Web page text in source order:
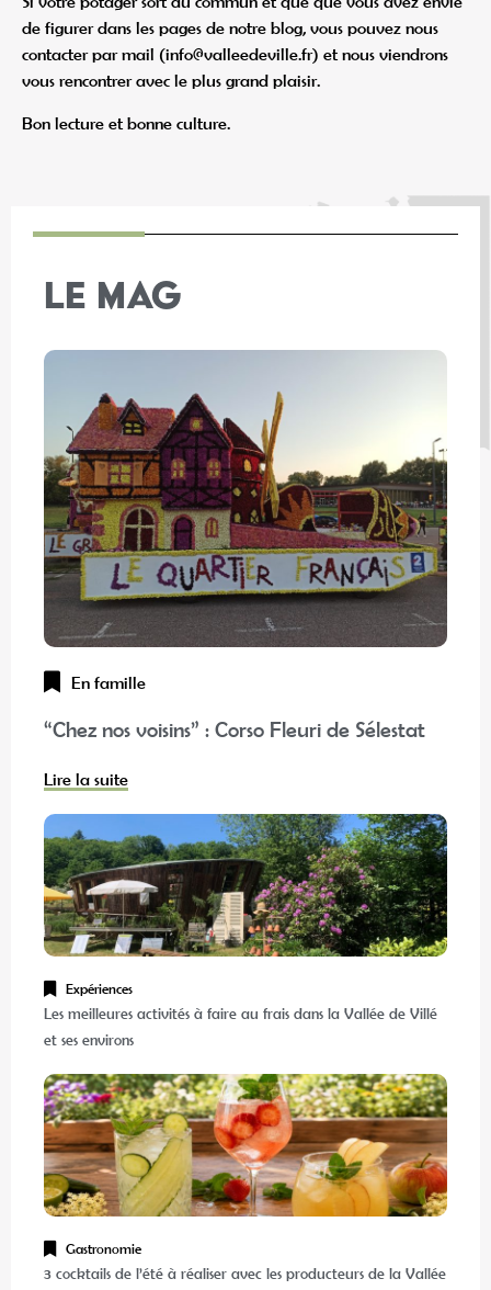
de figurer dans les pages de notre blog, vous pouvez nous
contacter par mail (info@valleedeville.fr) et nous viendrons
vous rencontrer avec le plus grand plaisir.
Bon lecture et bonne culture.
LE MAG
En famille
“Chez nos voisins” : Corso Fleuri de Sélestat
Lire la suite
Expériences
Les meilleures activités à faire au frais dans la Vallée de Villé
et ses environs
Gastronomie
3 cocktails de l’été à réaliser avec les producteurs de la Vallée